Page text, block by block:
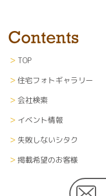
TOP
住宅フォトギャラリー
会社検索
イベント情報
失敗しないシタク
掲載希望のお客様